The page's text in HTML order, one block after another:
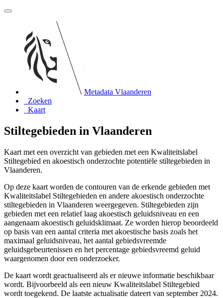
Metadata Vlaanderen
Zoeken
Kaart
Stiltegebieden in Vlaanderen
Kaart met een overzicht van gebieden met een Kwaliteitslabel
Stiltegebied en akoestisch onderzochte potentiële stiltegebieden in
Vlaanderen.
Op deze kaart worden de contouren van de erkende gebieden met
Kwaliteitslabel Stiltegebieden en andere akoestisch onderzochte
stiltegebieden in Vlaanderen weergegeven. Stiltegebieden zijn
gebieden met een relatief laag akoestisch geluidsniveau en een
aangenaam akoestisch geluidsklimaat. Ze worden hierop beoordeeld
op basis van een aantal criteria met akoestische basis zoals het
maximaal geluidsniveau, het aantal gebiedsvreemde
geluidsgebeurtenissen en het percentage gebiedsvreemd geluid
waargenomen door een onderzoeker.
De kaart wordt geactualiseerd als er nieuwe informatie beschikbaar
wordt. Bijvoorbeeld als een nieuw Kwaliteitslabel Stiltegebied
wordt toegekend. De laatste actualisatie dateert van september 2024.